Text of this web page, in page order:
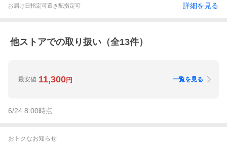
お届け日指定可置き配指定可 詳細を見る
他ストアでの取り扱い（全13件）
最安値 11,300円 一覧を見る
6/24 8:00時点
おトクなお知らせ